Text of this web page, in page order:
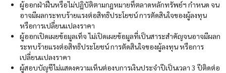
ผู้ออกฝ่าฝืนหรือไม่ปฏิบัติตามกฎหมายที่ตลาดหลักทรัพย์ฯ กำหนด จน
อาจมีผลกระทบร้ายแรงต่อสิทธิประโยชน์ การตัดสินใจของผู้ลงทุน
หรือการเปลี่ยนแปลงราคา
ผู้ออกเปิดเผยข้อมูลเท็จ ไม่เปิดเผยข้อมูลที่เป็นสาระสำคัญจนอาจมีผลก
ระทบร้ายแรงต่อสิทธิประโยชน์ การตัดสินใจของผู้ลงทุน หรือการ
เปลี่ยนแปลงราคา
ผู้สอบบัญชีไม่แสดงความเห็นต่องบการเงินประจำปีเป็นเวลา 3 ปีติดต่อ